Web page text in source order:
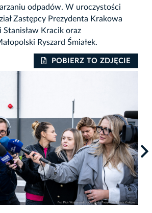
odpadów. W uroczystości
Zastępcy Prezydenta Krakowa
Stanisław Kracik oraz
Ryszard Śmiałek.
POBIERZ TO ZDJĘCIE